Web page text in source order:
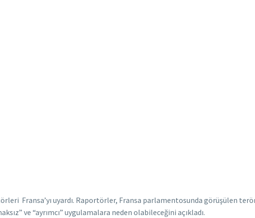
Fransa’yı uyardı. Raportörler, Fransa parlamentosunda görüşülen
ve “ayrımcı” uygulamalara neden olabileceğini açıkladı.